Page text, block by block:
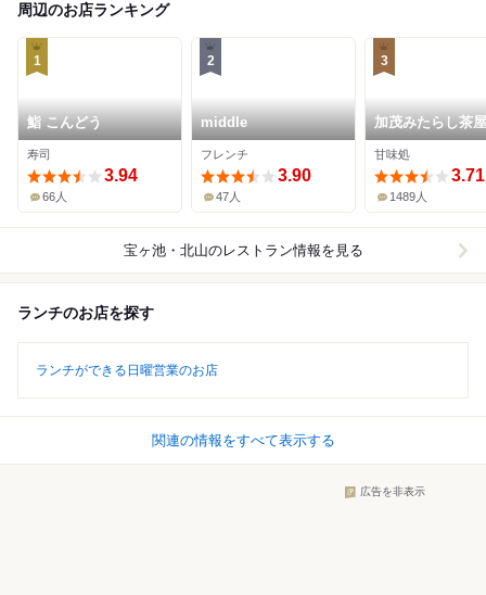
周辺のお店ランキング
1
鮨 こんどう
寿司
3.94
66人
2
middle
フレンチ
3.90
47人
3
加茂みたらし茶屋
甘味処
3.71
1489人
宝ヶ池・北山のレストラン情報を見る
ランチのお店を探す
ランチができる日曜営業のお店
関連の情報をすべて表示する
広告を非表示